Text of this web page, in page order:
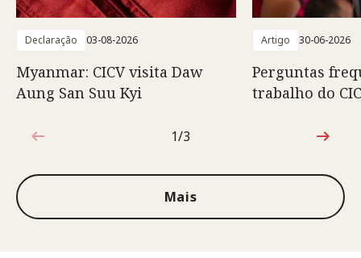
Declaração 03-08-2026
Myanmar: CICV visita Daw
Aung San Suu Kyi
Artigo 30-06-2026
Perguntas
trabalho do
1 de 3
1/3
Mais